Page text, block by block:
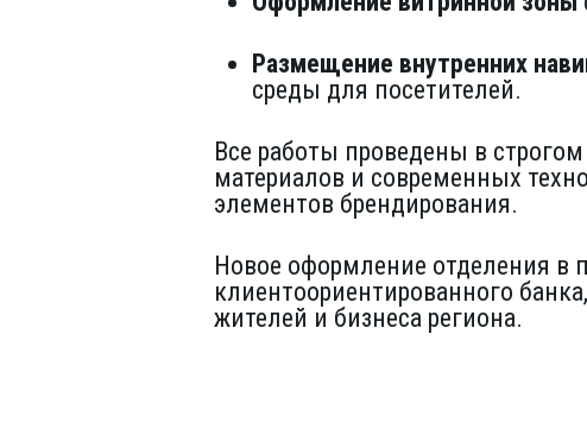
Размещение внутренних
среды для посетителей.
Все работы проведены в
материалов и современных
элементов брендирования.
Новое оформление отделения в
клиентоориентированного
жителей и бизнеса региона.